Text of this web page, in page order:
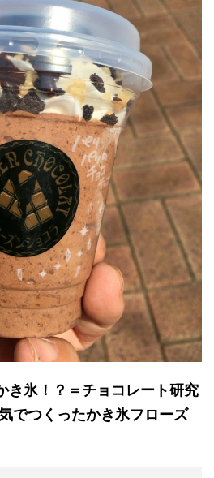
き氷！？＝チョコレート研究
でつくったかき氷フローズ